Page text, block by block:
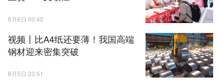
8月6日 00:40
视频丨比A4纸还要薄！我国高端
钢材迎来密集突破
8月5日 23:51